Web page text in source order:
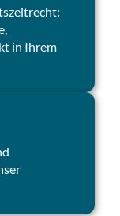
in Ihrem